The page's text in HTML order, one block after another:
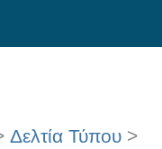
Δελτία Τύπου